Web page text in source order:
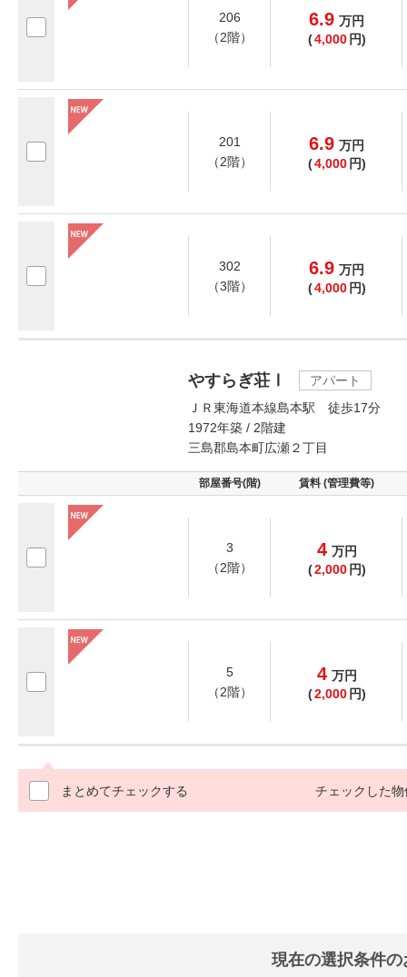
206
（2階）
6.9 万円
(4,000 円)
201
（2階）
6.9 万円
(4,000 円)
302
（3階）
6.9 万円
(4,000 円)
やすらぎ荘Ⅰ
アパート
ＪＲ東海道本線島本駅 徒歩17分
1972年築 / 2階建
三島郡島本町広瀬２丁目
部屋番号(階) 賃料 (管理費等)
3
（2階）
4 万円
(2,000 円)
5
（2階）
4 万円
(2,000 円)
まとめてチェックする チェックした物
現在の選択条件